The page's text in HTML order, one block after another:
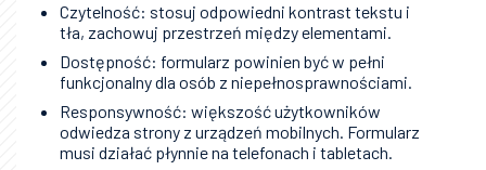
Czytelność: stosuj odpowiedni kontrast tekstu i
tła, zachowuj przestrzeń między elementami.
Dostępność: formularz powinien być w pełni
funkcjonalny dla osób z niepełnosprawnościami.
Responsywność: większość użytkowników
odwiedza strony z urządzeń mobilnych. Formularz
musi działać płynnie na telefonach i tabletach.